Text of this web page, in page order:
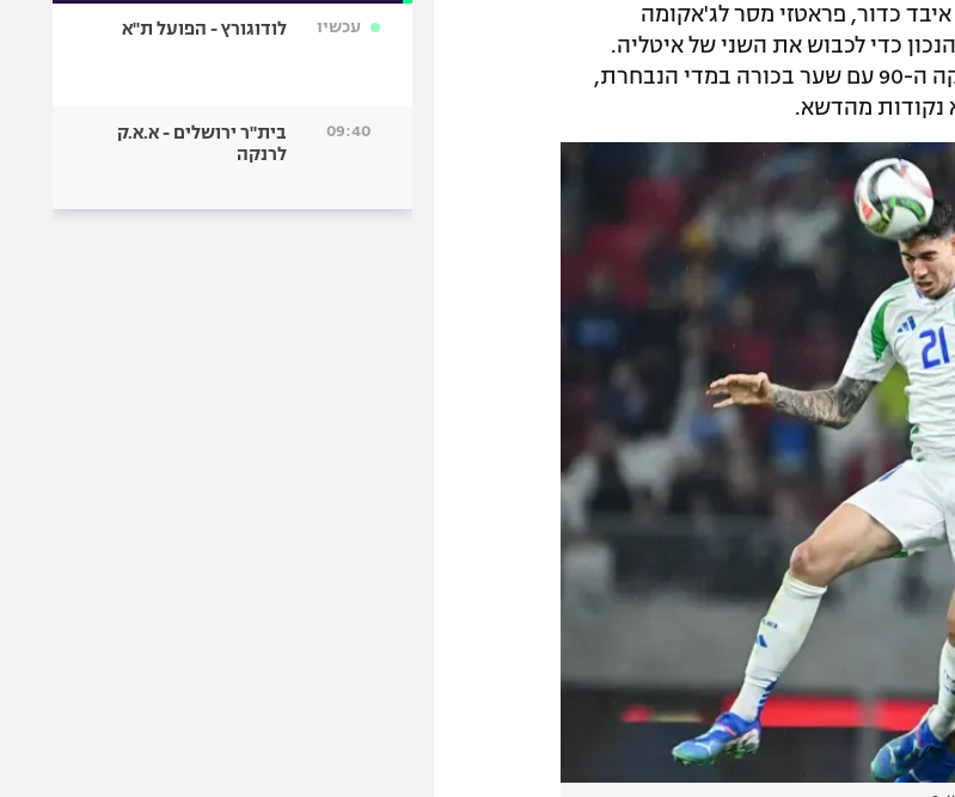
כדור, פראטזי מסר לג'אקומה
כדי לכבוש את השני של איטליה.
מוחמד אבו פאני שעלה מהספסל עוד הספיק לצמק בדקה ה-90 עם שער בכורה במדי הנבחרת,
נקודות מהדשא.
עכשיו לודוגורץ - הפועל ת"א
09:40
בית"ר ירושלים - א.א.ק
לרנקה